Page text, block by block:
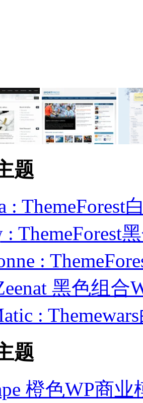
题
: ThemeForest
: ThemeForest
:
黑色组合
:
题
橙色WP商业